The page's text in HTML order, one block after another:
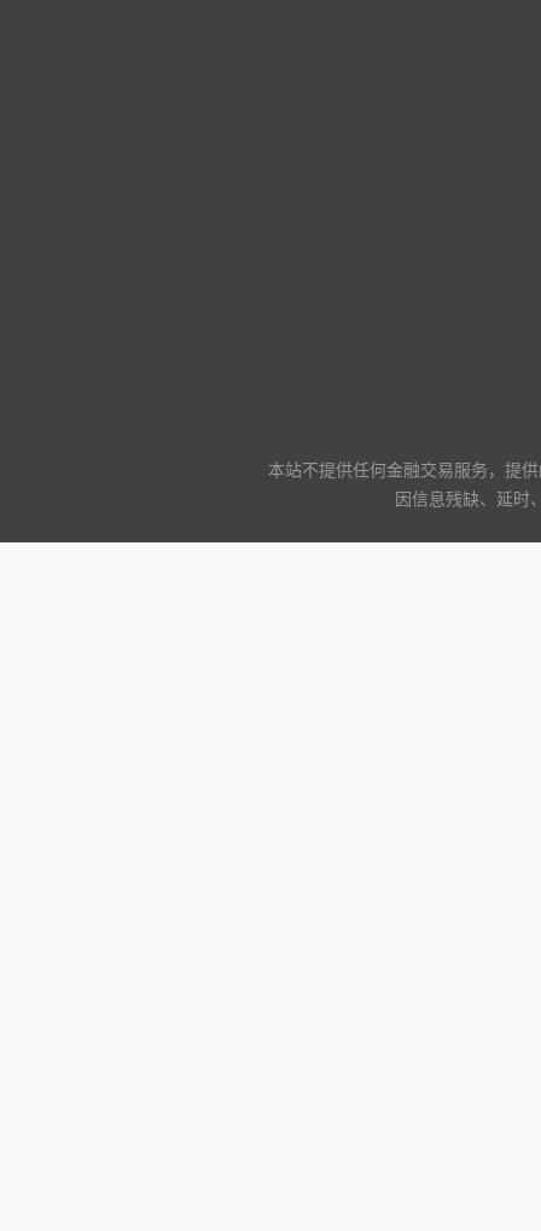
本站不提供任何金融交易服务，提
因信息残缺、延时